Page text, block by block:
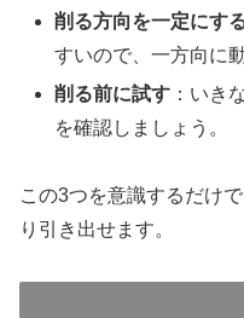
削る方向を一定にす
すいので、一方向に
削る前に試す ：いき
を確認しましょう。
この3つを意識するだけ
り引き出せます。